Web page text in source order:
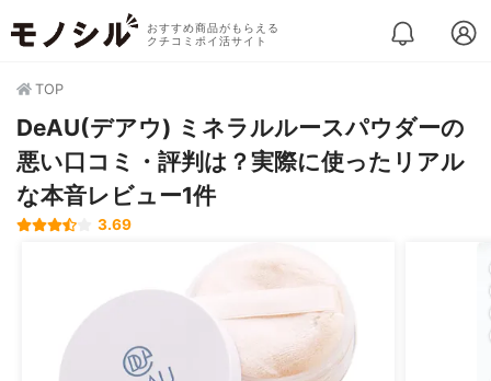
おすすめ商品がもらえる
クチコミポイ活サイト
TOP
DeAU(デアウ) ミネラルルースパウダーの
悪い口コミ・評判は？実際に使ったリアル
な本音レビュー1件
3.69